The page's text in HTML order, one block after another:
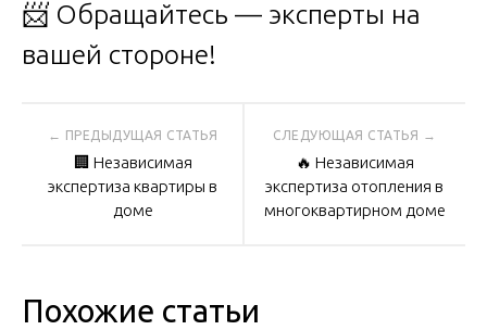
📨 Обращайтесь — эксперты на
вашей стороне!
Навигация
по
🏢 Независимая
экспертиза квартиры в
доме
🔥 Независимая
экспертиза отопления в
многоквартирном доме
Похожие статьи